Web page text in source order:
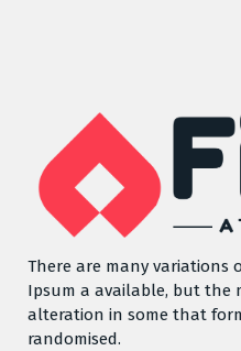
There are many variations
Ipsum a available, but the
alteration in some that
randomised.